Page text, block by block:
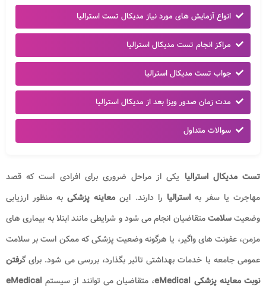
انواع آزمایش های مورد نیاز مدیکال تست استرالیا
مراکز انجام تست مدیکال استرالیا
جواب تست مدیکال استرالیا
مدت زمان صدور ویزا بعد از مدیکال استرالیا
سوالات متداول
تست مدیکال استرالیا یکی از مراحل ضروری برای افرادی است که قصد
مهاجرت یا سفر بهاسترالیا را دارند. این معاینه پزشکیبه منظور ارزیابی
وضعیتسلامتمتقاضیان انجام می شود و شرایطی مانند ابتلا به بیماری های
مزمن، عفونت های واگیر، یا هرگونه وضعیت پزشکی که ممکن است بر سلامت
عمومی جامعه یا خدمات بهداشتی تاثیر بگذارد، بررسی می شود. برای گرفتن
نوبت معاینه پزشکی eMedical
، متقاضیان می توانند از سیستمeMedical